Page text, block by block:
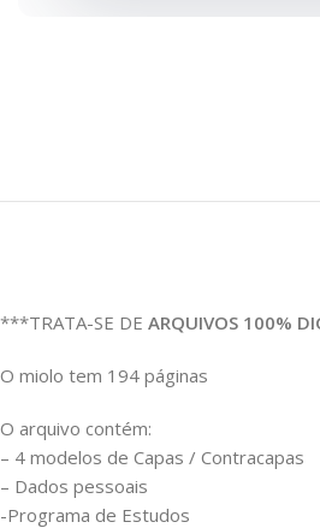
***TRATA-SE DE ARQUIVOS 100%
O miolo tem 194 páginas
O arquivo contém:
– 4 modelos de Capas / Contracapas
– Dados pessoais
-Programa de Estudos